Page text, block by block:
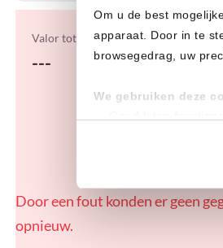
Om u de best
apparaat. Door in te
browsegedrag, uw
We gebruiken deze
Klik hieronder om ons
gedetailleerde keuzes,
Valor total
---
Door een fout konden er geen
opnieuw.